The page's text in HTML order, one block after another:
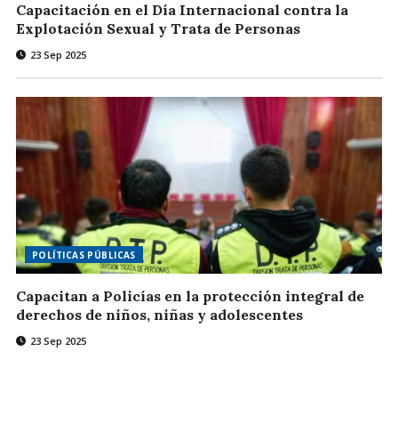
Capacitación en el Día Internacional contra la
Explotación Sexual y Trata de Personas
23 Sep 2025
POLÍTICAS PÚBLICAS
Capacitan a Policías en la protección integral de
derechos de niños, niñas y adolescentes
23 Sep 2025